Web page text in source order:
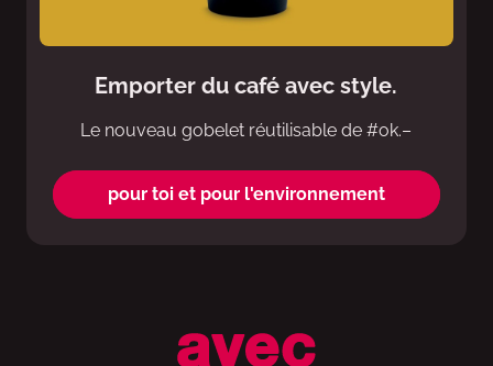
Emporter du café avec style.
Le nouveau gobelet réutilisable de #ok.–
pour toi et pour l'environnement